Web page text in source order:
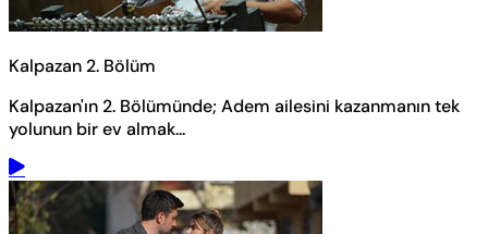
Kalpazan 2. Bölüm
Kalpazan'ın 2. Bölümünde; Adem ailesini kazanmanın tek
yolunun bir ev almak...